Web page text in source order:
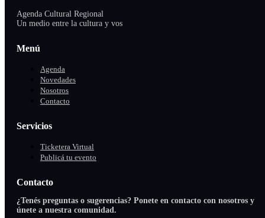
Agenda Cultural Regional
Un medio entre la cultura y vos
Menú
Agenda
Novedades
Nosotros
Contacto
Servicios
Ticketera Virtual
Publicá tu evento
Contacto
¿Tenés preguntas o sugerencias? Ponete en contacto con nosotros y
únete a nuestra comunidad.